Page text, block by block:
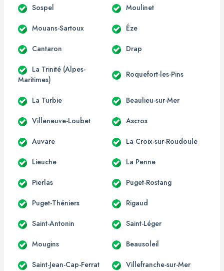
Sospel Moulinet
Mouans-Sartoux Éze
Cantaron Drap
La Trinité (Alpes-
Maritimes)
Roquefort-les-Pins
La Turbie Beaulieu-sur-Mer
Villeneuve-Loubet Ascros
Auvare La Croix-sur-Roudoule
Lieuche La Penne
Pierlas Puget-Rostang
Puget-Théniers Rigaud
Saint-Antonin Saint-Léger
Mougins Beausoleil
Saint-Jean-Cap-Ferrat Villefranche-sur-Mer